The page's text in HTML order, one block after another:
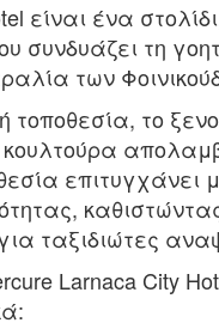
είναι ένα
συνδυάζει τη
των
τοποθεσία, το
κουλτούρα
επιτυγχάνει
ταξιδιώτες
Larnaca City